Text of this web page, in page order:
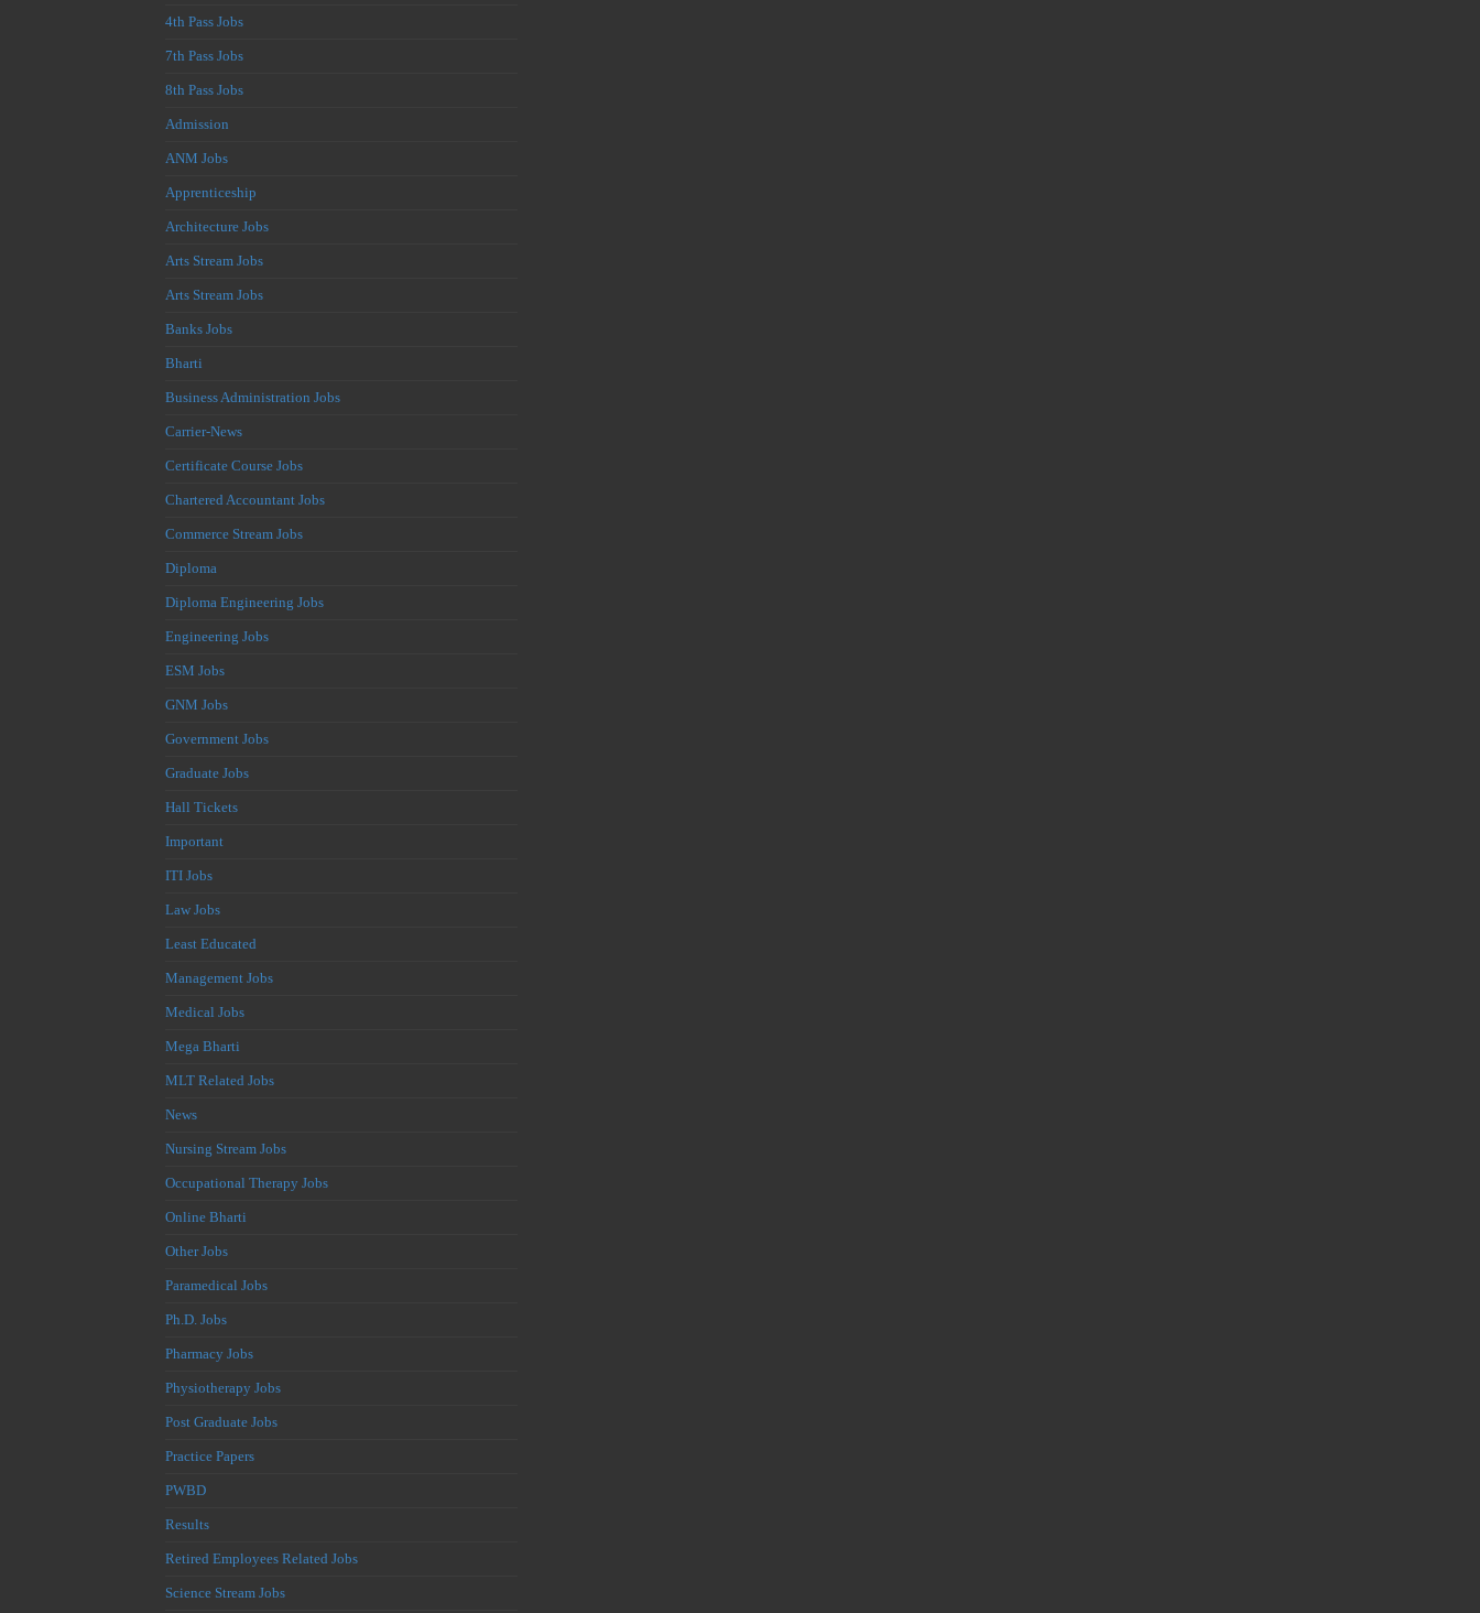
4th Pass Jobs
7th Pass Jobs
8th Pass Jobs
Admission
ANM Jobs
Apprenticeship
Architecture Jobs
Arts Stream Jobs
Arts Stream Jobs
Banks Jobs
Bharti
Business Administration Jobs
Carrier-News
Certificate Course Jobs
Chartered Accountant Jobs
Commerce Stream Jobs
Diploma
Diploma Engineering Jobs
Engineering Jobs
ESM Jobs
GNM Jobs
Government Jobs
Graduate Jobs
Hall Tickets
Important
ITI Jobs
Law Jobs
Least Educated
Management Jobs
Medical Jobs
Mega Bharti
MLT Related Jobs
News
Nursing Stream Jobs
Occupational Therapy Jobs
Online Bharti
Other Jobs
Paramedical Jobs
Ph.D. Jobs
Pharmacy Jobs
Physiotherapy Jobs
Post Graduate Jobs
Practice Papers
PWBD
Results
Retired Employees Related Jobs
Science Stream Jobs